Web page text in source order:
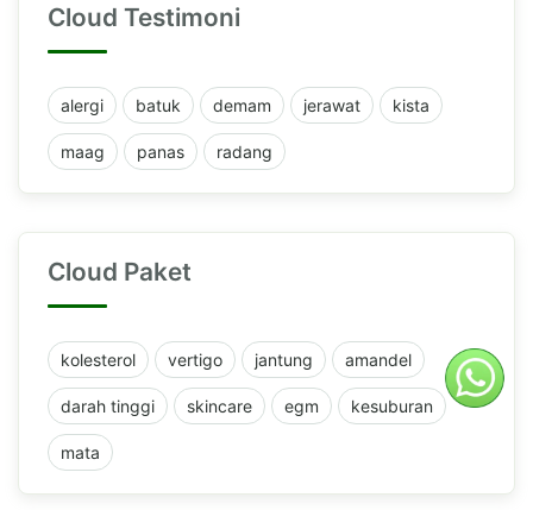
Cloud Testimoni
alergi batuk demam jerawat kista
maag panas radang
Cloud Paket
kolesterol vertigo jantung amandel
darah tinggi skincare egm kesuburan
mata